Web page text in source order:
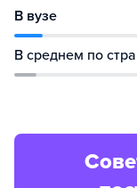
В вузе
В среднем по